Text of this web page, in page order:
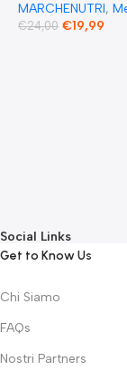
MARCHENUTRI,
€24,00 €19,99
Social Links
Get to Know Us
Chi Siamo
FAQs
Nostri Partners